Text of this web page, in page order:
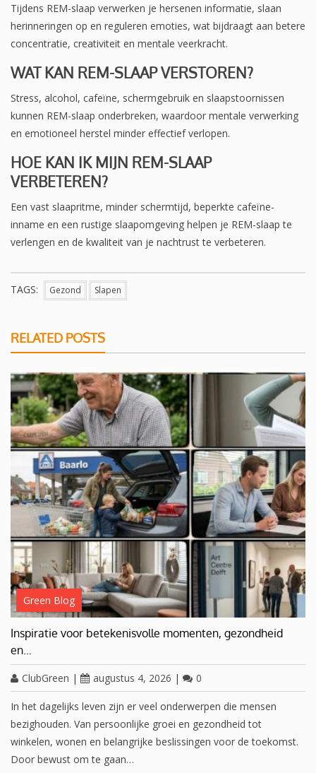
Tijdens REM-slaap verwerken je hersenen informatie, slaan
herinneringen op en reguleren emoties, wat bijdraagt aan betere
concentratie, creativiteit en mentale veerkracht.
WAT KAN REM-SLAAP VERSTOREN?
Stress, alcohol, cafeïne, schermgebruik en slaapstoornissen
kunnen REM-slaap onderbreken, waardoor mentale verwerking
en emotioneel herstel minder effectief verlopen.
HOE KAN IK MIJN REM-SLAAP
VERBETEREN?
Een vast slaapritme, minder schermtijd, beperkte cafeïne-
inname en een rustige slaapomgeving helpen je REM-slaap te
verlengen en de kwaliteit van je nachtrust te verbeteren.
TAGS: Gezond Slapen
RELATED POSTS
Green Blog
Inspiratie voor betekenisvolle momenten, gezondheid
en…
ClubGreen | augustus 4, 2026 | 0
In het dagelijks leven zijn er veel onderwerpen die mensen
bezighouden. Van persoonlijke groei en gezondheid tot
winkelen, wonen en belangrijke beslissingen voor de toekomst.
Door bewust om te gaan…